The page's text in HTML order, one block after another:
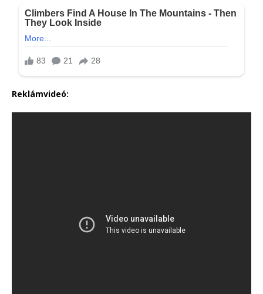
Reklámvideó: